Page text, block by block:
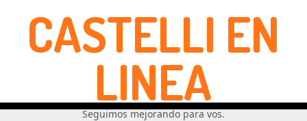
CASTELLI EN
LINEA
Seguimos mejorando para vos.